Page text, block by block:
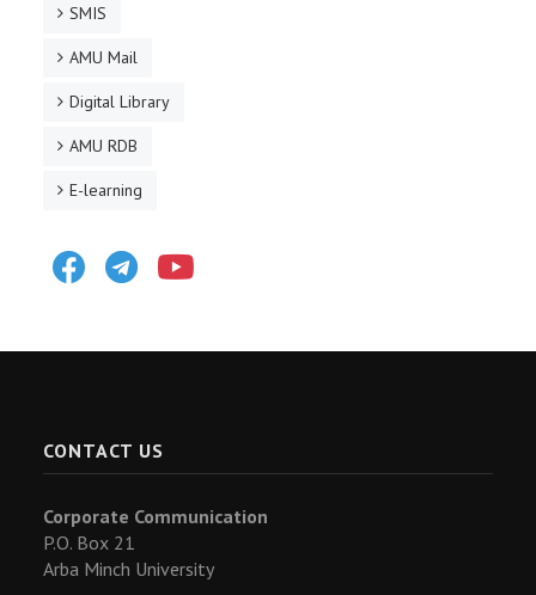
SMIS
AMU Mail
Digital Library
AMU RDB
E-learning
FacebookTelegram
CONTACT US
Corporate Communication
P.O. Box 21
Arba Minch University